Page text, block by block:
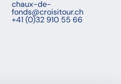
chaux-de-
fonds@croisitour.ch
+41 (0)32 910 55 66